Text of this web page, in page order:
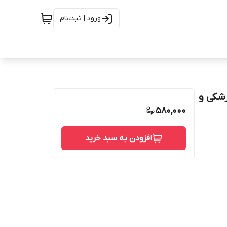
ورود | ثبت‌نام
و
580,000
افزودن به سبد خرید